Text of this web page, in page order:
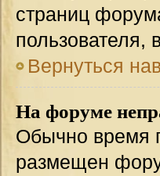
страниц
пользователя,
Вернуться
На форуме
Обычно время
размещен